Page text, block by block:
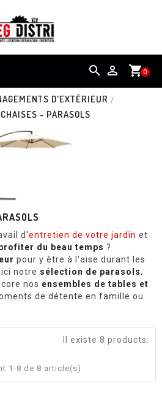
shopping_cart0

D'EXTÉRIEUR
- PARASOLS
d'entretien de votre jardin et
du beau temps ?
pour y être à l'aise durant les
notre sélection de parasols,
nos ensembles de tables et
de détente en famille ou
Il existe 8 products.
1-8 de 8 article(s)